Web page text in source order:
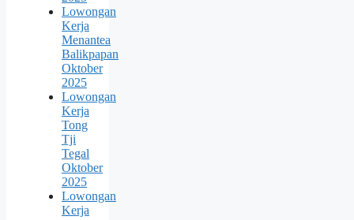
Lowongan
Kerja
Menantea
Balikpapan
Oktober
2025
Lowongan
Kerja
Tong
Tji
Tegal
Oktober
2025
Lowongan
Kerja